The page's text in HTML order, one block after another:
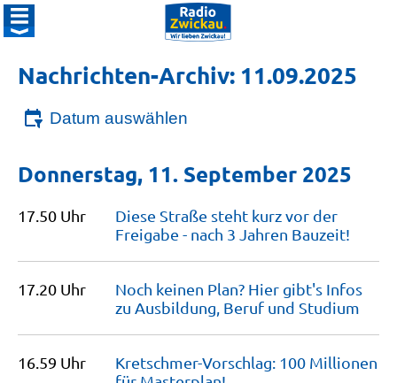
Nachrichten-Archiv: 11.09.2025
Datum auswählen
Donnerstag, 11. September 2025
17.50 Uhr
Diese Straße steht kurz vor der
Freigabe - nach 3 Jahren Bauzeit!
17.20 Uhr
Noch keinen Plan? Hier gibt's Infos
zu Ausbildung, Beruf und Studium
16.59 Uhr
Kretschmer-Vorschlag: 100 Millionen